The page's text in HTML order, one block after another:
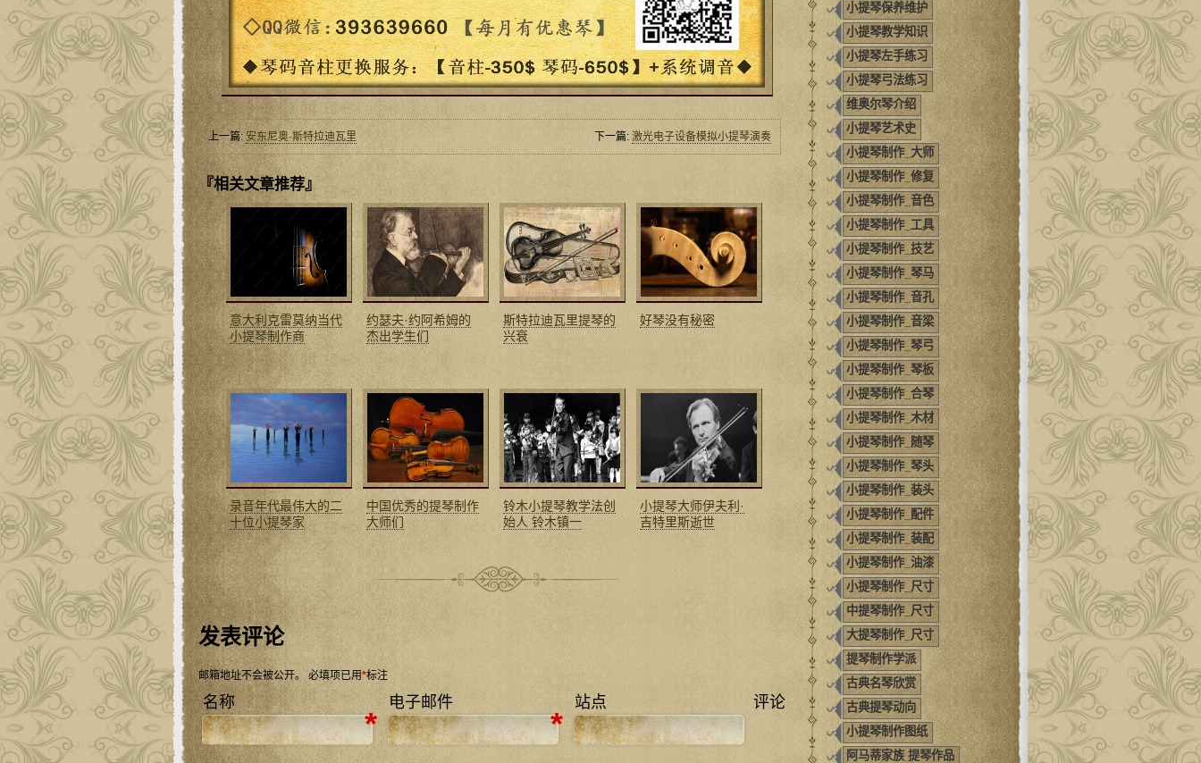
上一篇: 安东尼奥·斯特拉迪瓦里 下一篇: 激光电子设备模拟小提琴演奏
『相关文章推荐』
意大利克雷莫纳当代
小提琴制作商
约瑟夫·约阿希姆的
杰出学生们
斯特拉迪瓦里提琴的
兴衰
好琴没有秘密
录音年代最伟大的二
十位小提琴家
中国优秀的提琴制作
大师们
铃木小提琴教学法创
始人 铃木镇一
小提琴大师伊夫利·
吉特里斯逝世
发表评论
邮箱地址不会被公开。 必填项已用*标注
名称
*
电子邮件
*
站点 评论
小提琴保养维护
小提琴教学知识
小提琴左手练习
小提琴弓法练习
维奥尔琴介绍
小提琴艺术史
小提琴制作_大师
小提琴制作_修复
小提琴制作_音色
小提琴制作_工具
小提琴制作_技艺
小提琴制作_琴马
小提琴制作_音孔
小提琴制作_音梁
小提琴制作_琴弓
小提琴制作_琴板
小提琴制作_合琴
小提琴制作_木材
小提琴制作_随琴
小提琴制作_琴头
小提琴制作_装头
小提琴制作_配件
小提琴制作_装配
小提琴制作_油漆
小提琴制作_尺寸
中提琴制作_尺寸
大提琴制作_尺寸
提琴制作学派
古典名琴欣赏
古典提琴动向
小提琴制作图纸
阿马蒂家族 提琴作品